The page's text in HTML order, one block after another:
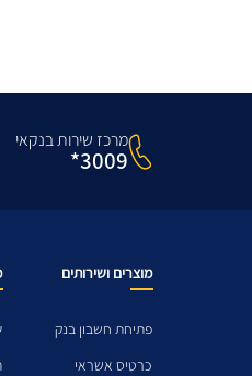
מרכז שירות בנקאי
3009*
מוצרים ושירותים
פתיחת חשבון בנק
כרטיס אשראי